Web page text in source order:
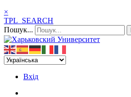
×
TPL_SEARCH
Пошук...
Вхід